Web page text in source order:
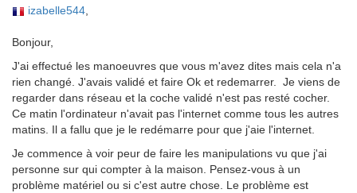
izabelle544,
Bonjour,
J'ai effectué les manoeuvres que vous m'avez dites mais cela n'a
rien changé. J'avais validé et faire Ok et redemarrer. Je viens de
regarder dans réseau et la coche validé n'est pas resté cocher.
Ce matin l'ordinateur n'avait pas l'internet comme tous les autres
matins. Il a fallu que je le redémarre pour que j'aie l'internet.
Je commence à voir peur de faire les manipulations vu que j'ai
personne sur qui compter à la maison. Pensez-vous à un
problème matériel ou si c'est autre chose. Le problème est